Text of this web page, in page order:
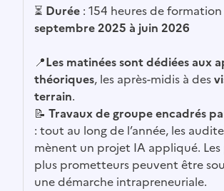
⏳ Durée : 154 heures de
septembre 2025 à juin 2026
📍Les matinées sont dédiées aux
théoriques, les après-midis à des
terrain.
📝 Travaux de groupe encadrés
: tout au long de l’année, les
mènent un projet IA appliqué. Les
plus prometteurs peuvent être
une démarche intrapreneuriale.